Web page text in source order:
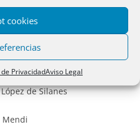
cookies
PrivacidadAviso Legal
Fernández
Morán
de Silanes
Mendi